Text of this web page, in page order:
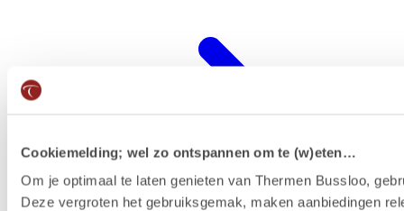
Cookiemelding; wel zo ontspannen om te (w)eten…
Om je optimaal te laten genieten van Thermen Bussloo,
Deze vergroten het gebruiksgemak, maken aanbiedingen